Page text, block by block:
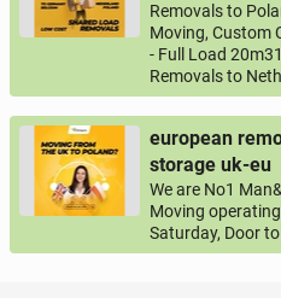
Removals to
Moving, Custom
- Full Load
Removals to
european
storage uk-eu
We are No1
Moving
Saturday, Door